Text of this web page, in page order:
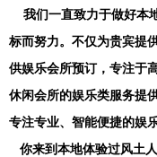
我们一直致力于做好本
标而努力。不仅为贵宾提
供娱乐会所预订，专注于
休闲会所的娱乐类服务提
专注专业、智能便捷的娱
你来到本地体验过风土